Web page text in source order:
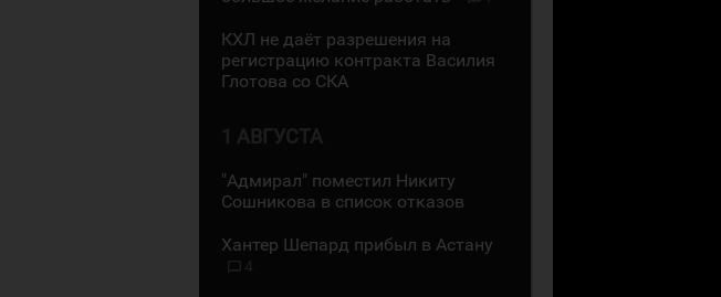
КХЛ не даёт разрешения на
регистрацию контракта Василия
Глотова со СКА
1 АВГУСТА
"Адмирал" поместил Никиту
Сошникова в список отказов
Хантер Шепард прибыл в Астану
4